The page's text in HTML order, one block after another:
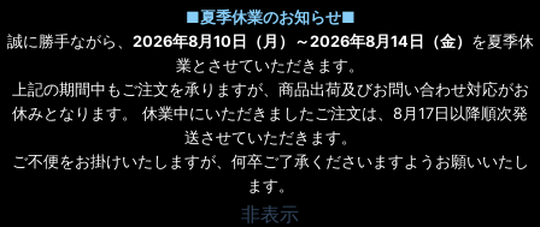
■夏季休業のお知らせ■
誠に勝手ながら、 2026年8月10日（月）～2026年8月14日（金） を夏季休
業とさせていただきます。
上記の期間中もご注文を承りますが、商品出荷及びお問い合わせ対応がお
休みとなります。 休業中にいただきましたご注文は、8月17日以降順次発
送させていただきます。
ご不便をお掛けいたしますが、何卒ご了承くださいますようお願いいたし
ます。
非表示